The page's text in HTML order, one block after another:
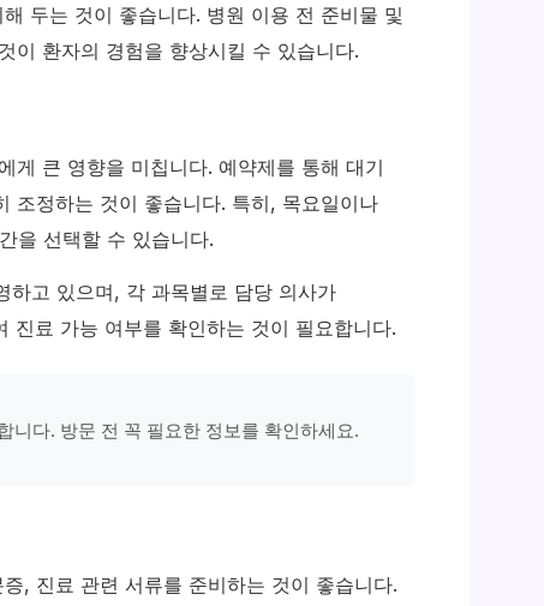
두는 것이 좋습니다. 병원 이용 전 준비물 및
이 환자의 경험을 향상시킬 수 있습니다.
게 큰 영향을 미칩니다. 예약제를 통해 대기
조정하는 것이 좋습니다. 특히, 목요일이나
을 선택할 수 있습니다.
하고 있으며, 각 과목별로 담당 의사가
진료 가능 여부를 확인하는 것이 필요합니다.
니다. 방문 전 꼭 필요한 정보를 확인하세요.
, 진료 관련 서류를 준비하는 것이 좋습니다.